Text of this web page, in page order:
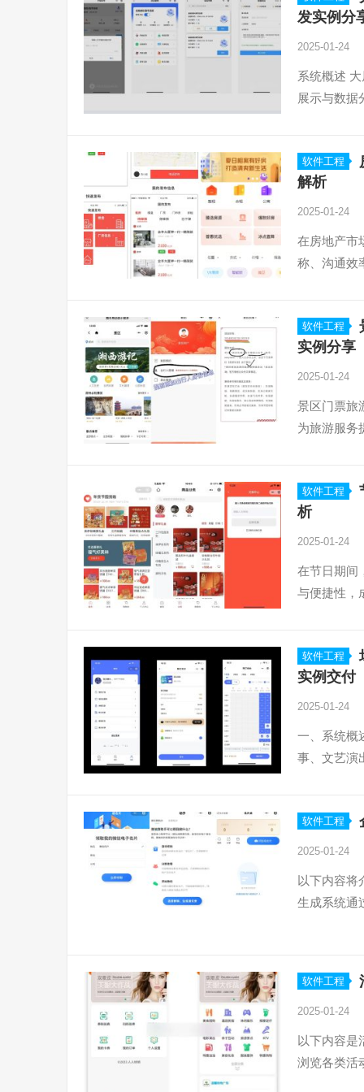
发实例分
2025-01-24
系统概述
展示与数
软件工程
解析
2025-01-24
在房地产市
称、沟通效
软件工程
实例分享
2025-01-24
景区门票旅
为旅游服务
软件工程
析
2025-01-24
在节日期间
与便捷性，
软件工程
实例交付
2025-01-24
一、系统概
事、文艺演
软件工程
2025-01-24
以下内容将
生成系统通
软件工程
2025-01-24
以下内容是
浏览各类活